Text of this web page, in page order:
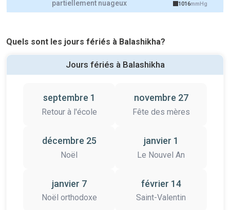
partiellement nuageux 1016mmHg
Quels sont les jours fériés à Balashikha?
Jours fériés à Balashikha
septembre 1
Retour à l'école
novembre 27
Fête des mères
décembre 25
Noël
janvier 1
Le Nouvel An
janvier 7
Noël orthodoxe
février 14
Saint-Valentin